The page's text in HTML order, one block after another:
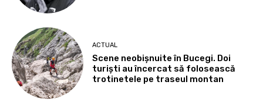
ACTUAL
Scene neobișnuite în Bucegi. Doi
turiști au încercat să folosească
trotinetele pe traseul montan